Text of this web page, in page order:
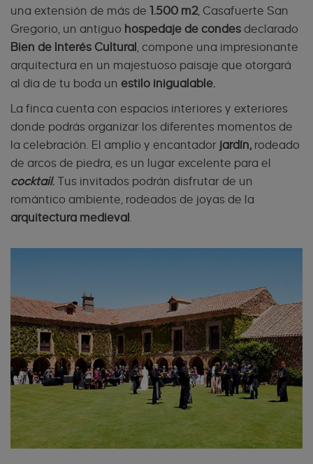
una extensión de más de 1.500 m2, Casafuerte San
Gregorio, un antiguo hospedaje de condes declarado
Bien de Interés Cultural , compone una impresionante
arquitectura en un majestuoso paisaje que otorgará
al día de tu boda un estilo inigualable.
La finca cuenta con espacios interiores y exteriores
donde podrás organizar los diferentes momentos de
la celebración. El amplio y encantador jardín, rodeado
de arcos de piedra, es un lugar excelente para el
cocktail. Tus invitados podrán disfrutar de un
romántico ambiente, rodeados de joyas de la
arquitectura medieval .